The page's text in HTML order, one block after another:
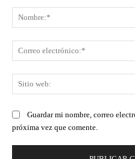
Guardar mi nombre, correo
próxima vez que comente.